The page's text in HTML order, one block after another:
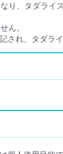
り、タダラ
ん。
れ、タダラ